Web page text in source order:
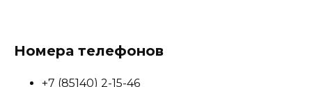
Номера телефонов
+7 (85140) 2-15-46